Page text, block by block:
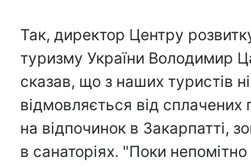
Так, директор Центру
туризму України Володимир
сказав, що з наших туристів
відмовляється від сплачених
на відпочинок в Закарпатті,
в санаторіях. "Поки непомітно